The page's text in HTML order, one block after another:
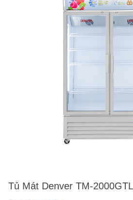
Tủ Mát Denver TM-